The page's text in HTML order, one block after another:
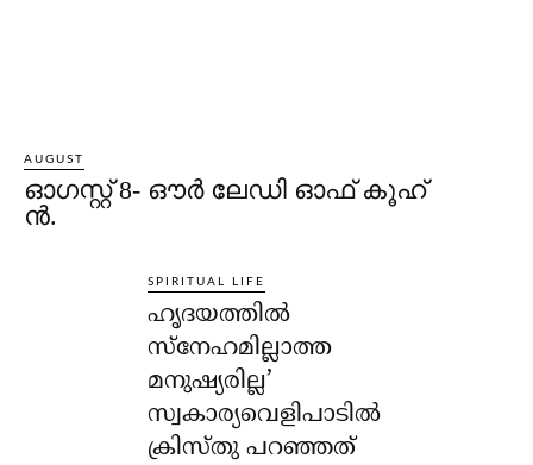
AUGUST
ഓഗസ്റ്റ് 8- ഔര്‍ ലേഡി ഓഫ് കൂഹ്
ന്‍.
SPIRITUAL LIFE
ഹൃദയത്തില്‍
സ്‌നേഹമില്ലാത്ത
മനുഷ്യരില്ല’
സ്വകാര്യവെളിപാടില്‍
ക്രിസ്തു പറഞ്ഞത്